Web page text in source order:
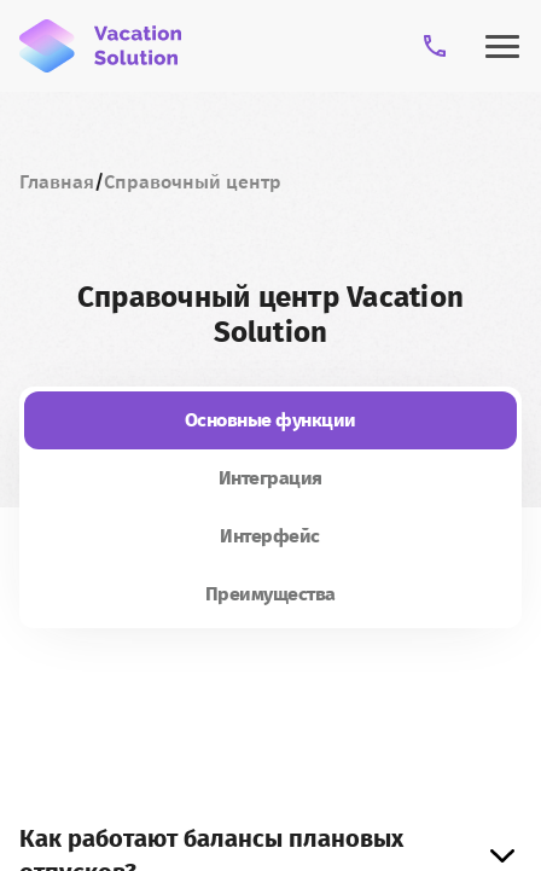
Стоимость
Справочный центр
Главная Справочный центр
Справочный центрVacation
Solution
Основные функции
Интеграция
Интерфейс
Преимущества
Как работают балансы плановых